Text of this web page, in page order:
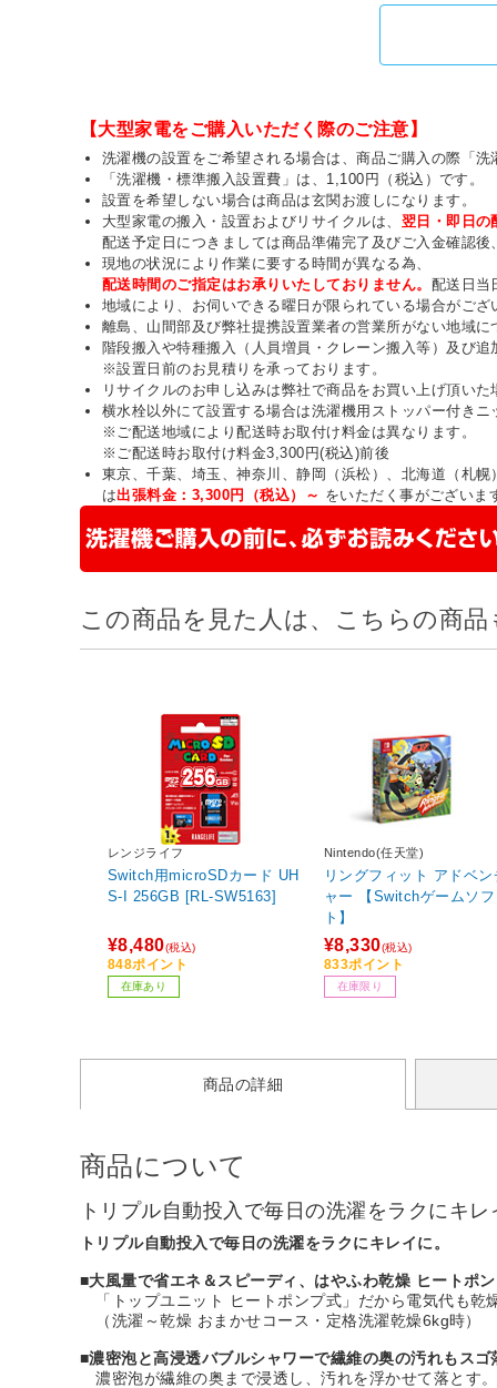
【大型家電をご購入いただく際のご注意】
洗濯機の設置をご希望される場合は、商品ご購入の際「
「洗濯機・標準搬入設置費」は、1,100円（税込）です。
設置を希望しない場合は商品は玄関お渡しになります。
大型家電の搬入・設置およびリサイクルは、 翌日・即日の
配送予定日につきましては商品準備完了及びご入金確認
現地の状況により作業に要する時間が異なる為、
配送時間のご指定はお承りいたしておりません。 配送日当
地域により、お伺いできる曜日が限られている場合がござ
離島、山間部及び弊社提携設置業者の営業所がない地域
階段搬入や特種搬入（人員増員・クレーン搬入等）及び
※設置日前のお見積りを承っております。
リサイクルのお申し込みは弊社で商品をお買い上げ頂い
横水栓以外にて設置する場合は洗濯機用ストッパー付き
※ご配送地域により配送時お取付け料金は異なります。
※ご配送時お取付け料金3,300円(税込)前後
東京、千葉、埼玉、神奈川、静岡（浜松）、北海道（札
は出張料金：3,300円（税込）～ をいただく事がございま
この商品を見た人は、こちらの商
レンジライフ
Switch用microSDカード UH
S-I 256GB [RL-SW5163]
¥8,480(税込)
848ポイント
在庫あり
Nintendo(任天堂)
リングフィット アドベン
ャー 【Switchゲームソフ
ト】
¥8,330(税込)
833ポイント
在庫限り
商品の詳細
商品について
トリプル自動投入で毎日の洗濯をラクにキレ
トリプル自動投入で毎日の洗濯をラクにキレイに。
■大風量で省エネ＆スピーディ、はやふわ乾燥 ヒートポ
「トップユニット ヒートポンプ式」だから電気代も乾
（洗濯～乾燥 おまかせコース・定格洗濯乾燥6kg時）
■濃密泡と高浸透バブルシャワーで繊維の奥の汚れもスゴ
濃密泡が繊維の奥まで浸透し、汚れを浮かせて落とす。